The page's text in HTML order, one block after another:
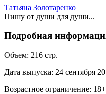
Татьяна Золотаренко
Пишу от души для души...
Подробная
Объем: 216 стр.
Дата выпуска: 24 сентября
Возрастное ограничение: 18+